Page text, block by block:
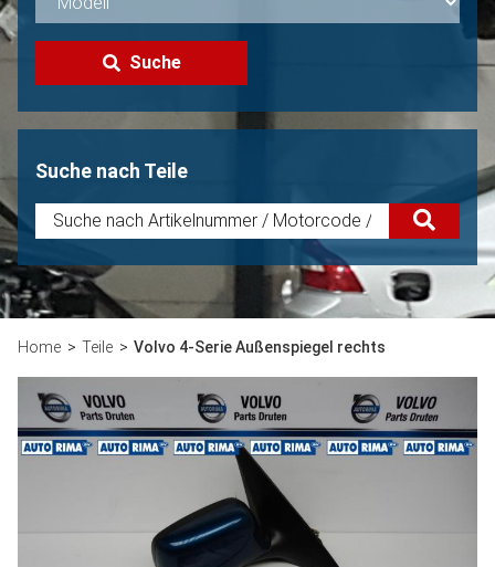
Suche
Suche nach Teile
Home Teile Volvo 4-Serie Außenspiegel rechts